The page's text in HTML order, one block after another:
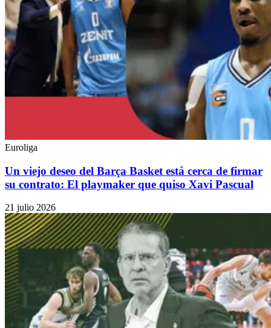
Euroliga
Un viejo deseo del Barça Basket está cerca de firmar
su contrato: El playmaker que quiso Xavi Pascual
21 julio 2026